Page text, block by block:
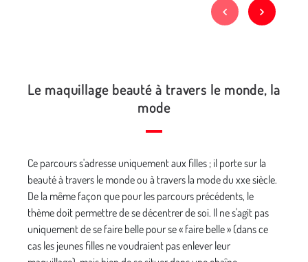
Le maquillage beauté à travers le monde, la
mode
Ce parcours s'adresse uniquement aux filles ; il porte sur la
beauté à travers le monde ou à travers la mode du xxe siècle.
De la même façon que pour les parcours précédents, le
thème doit permettre de se décentrer de soi. Il ne s'agit pas
uniquement de se faire belle pour se « faire belle » (dans ce
cas les jeunes filles ne voudraient pas enlever leur